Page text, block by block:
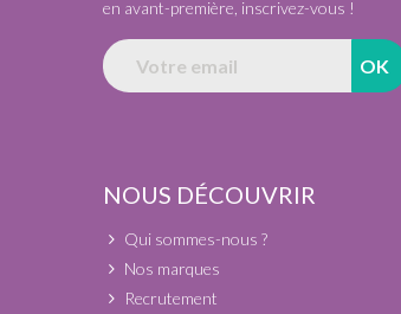
en avant-première, inscrivez-vous !
NOUS DÉCOUVRIR
Qui sommes-nous ?
Nos marques
Recrutement